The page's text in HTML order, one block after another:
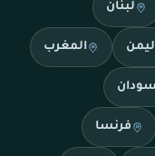
لبنان
المغرب
فرنسا